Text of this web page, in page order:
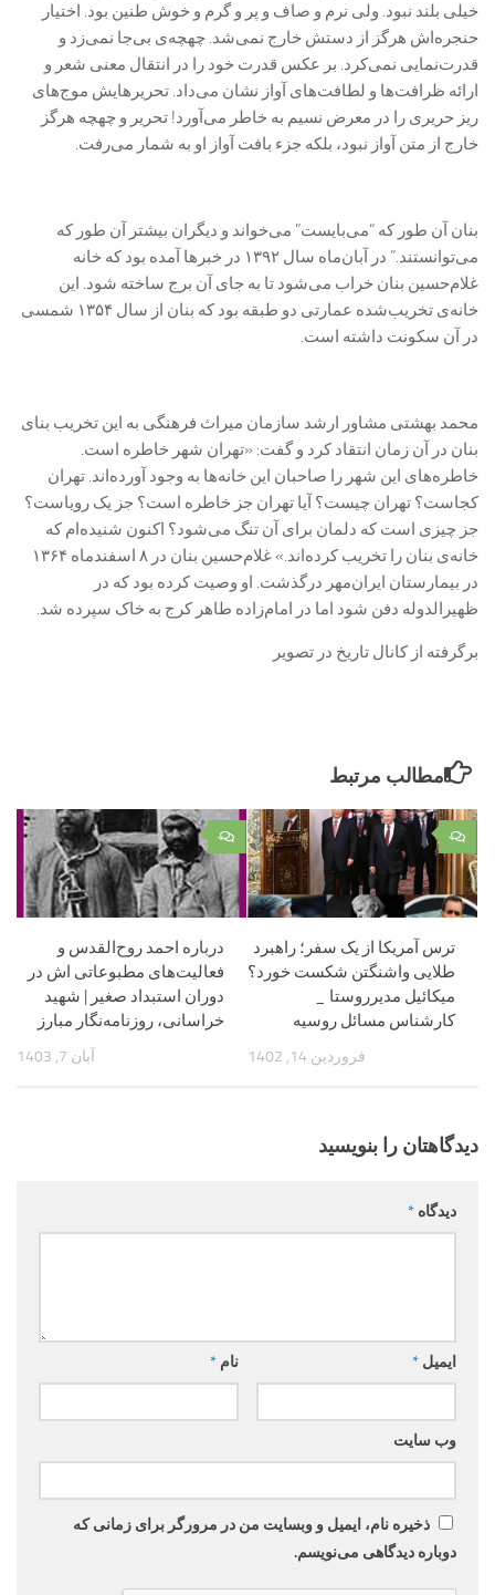
خیلی بلند نبود. ولی نرم و صاف و پر و گرم و خوش طنین بود. اختیار
حنجره‌اش هرگز از دستش خارج نمی‌شد. چهچه‌ی بی‌جا نمی‌زد و
قدرت‌نمایی نمی‌کرد. بر عکس قدرت خود را در انتقال معنی شعر و
ارائه ظرافت‌ها و لطافت‌های آواز نشان می‌داد. تحریرهایش موج‌های
ریز حریری را در معرض نسیم به خاطر می‌آورد! تحریر و چهچه هرگز
خارج از متن آواز نبود، بلکه جزء بافت آواز او به شمار می‌رفت.
بنان آن طور که “می‌بایست” می‌خواند و دیگران بیشتر آن طور که
می‌توانستند.” در آبان‌ماه سال ۱۳۹۲ در خبرها آمده بود که خانه‌
غلام‌حسین بنان خراب می‌شود تا به جای آن برج ساخته شود. این
خانه‌ی تخریب‌شده عمارتی دو طبقه بود که بنان از سال ۱۳۵۴ شمسی
در آن سکونت داشته است.
محمد بهشتی مشاور ارشد سازمان میراث فرهنگی به این تخریب بنای
بنان در آن زمان انتقاد کرد و گفت: «تهران شهر خاطره است.
خاطره‌های این شهر را صاحبان این خانه‌ها به وجود آورده‌اند. تهران
کجاست؟ تهران چیست؟ آیا تهران جز خاطره است؟ جز یک رویاست؟
جز چیزی است که دلمان برای آن تنگ می‌شود؟ اکنون شنیده‌ام که
خانه‌ی بنان را تخریب کرده‌اند.» غلام‌حسین بنان در ۸ اسفندماه ۱۳۶۴
در بیمارستان ایران‌مهر درگذشت. او وصیت کرده بود که در
ظهیرالدوله دفن شود اما در امام‌زاده طاهر کرج به خاک سپرده شد.
برگرفته از کانال تاریخ در تصویر
مطالب مرتبط
۰
درباره احمد روح‌القدس و
فعالیت‌های مطبوعاتی اش در
دوران استبداد صغیر | شهید
خراسانی، روزنامه‌نگار مبارز
آبان 7, 1403
۰
ترس آمریکا از یک سفر؛ راهبرد
طلایی واشنگتن شکست خورد؟
میکائیل مدیرروستا _
کارشناس مسائل روسیه
فروردین 14, 1402
دیدگاهتان را بنویسید
دیدگاه *
نام * ایمیل *
وب‌ سایت
ذخیره نام، ایمیل و وبسایت من در مرورگر برای زمانی که
دوباره دیدگاهی می‌نویسم.